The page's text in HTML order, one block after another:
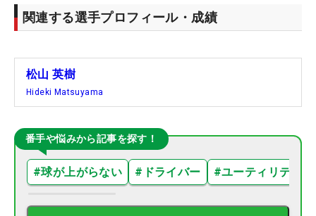
関連する選手プロフィール・成績
松山 英樹
Hideki Matsuyama
番手や悩みから記事を探す！
#球が上がらない # ドライバー #ユーティリティ